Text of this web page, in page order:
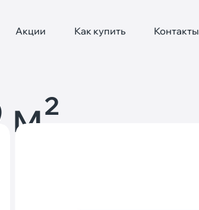
Акции Как купить Контакты
м²